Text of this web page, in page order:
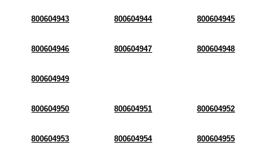
800604943 800604944 800604945
800604946 800604947 800604948
800604949
800604950 800604951 800604952
800604953 800604954 800604955